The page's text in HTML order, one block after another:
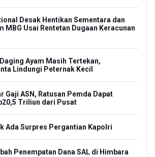
Desak Hentikan Sementara dan
MBG Usai Rentetan Dugaan Keracunan
Ayam Masih Tertekan,
Lindungi Peternak Kecil
Gaji ASN, Ratusan Pemda Dapat
Triliun dari Pusat
Ada Surpres Pergantian Kapolri
Penempatan Dana SAL di Himbara